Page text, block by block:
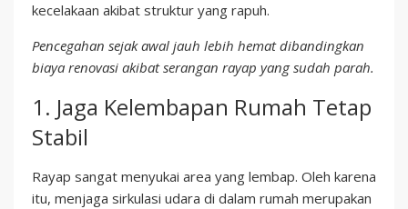
kecelakaan akibat struktur yang rapuh.
Pencegahan sejak awal jauh lebih hemat dibandingkan
biaya renovasi akibat serangan rayap yang sudah parah.
1. Jaga Kelembapan Rumah Tetap
Stabil
Rayap sangat menyukai area yang lembap. Oleh karena
itu, menjaga sirkulasi udara di dalam rumah merupakan